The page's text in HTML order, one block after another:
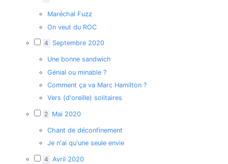
Maréchal Fuzz
On veut du ROC
4 Septembre 2020
Une bonne sandwich
Génial ou minable ?
Comment ça va Marc Hamilton ?
Vers (d'oreille) solitaires
2 Mai 2020
Chant de déconfinement
Je n'ai qu'une seule envie
4 Avril 2020